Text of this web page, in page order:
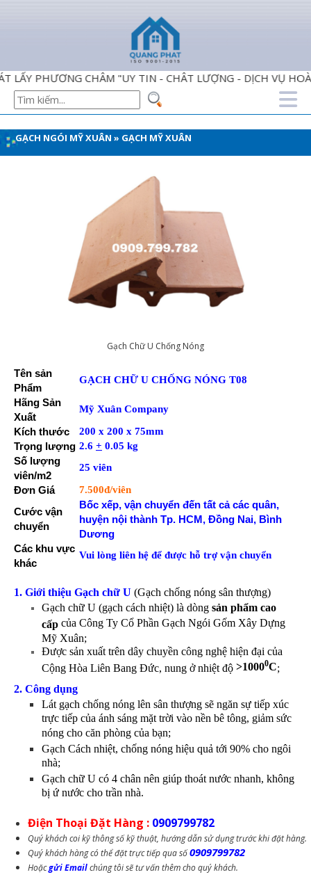
PHƯƠNG CHÂM "UY TIN - CHÂT LƯỢNG - DỊCH VỤ HOÀN
GẠCH NGÓI MỸ XUÂN » GẠCH MỸ XUÂN
Gạch Chữ U Chống Nóng
Tên sản
Phẩm
GẠCH CHỮ U CHỐNG NÓNG T08
Hãng Sản
Xuất
Mỹ Xuân Company
Kích thước 200 x 200 x 75mm
Trọng lượng 2.6 + 0.05 kg
Số lượng
viên/m2
25 viên
Đơn Giá 7.500đ/viên
Cước vận
chuyển
Bốc xếp, vận chuyển đến tất cả các quân,
huyện nội thành Tp. HCM, Đồng Nai, Bình
Dương
Các khu vực
khác
Vui lòng liên hệ để được hỗ trợ vận chuyển
1. Giới thiệu Gạch chữ U (Gạch chống nóng sân thượng)
Gạch chữ U (gạch cách nhiệt) là dòng sản phẩm cao
cấp của Công Ty Cổ Phần Gạch Ngói Gốm Xây Dựng
Mỹ Xuân;
Được sản xuất trên dây chuyền công nghệ hiện đại của
Cộng Hòa Liên Bang Đức, nung ở nhiệt độ >10000C;
2. Công dụng
Lát gạch chống nóng lên sân thượng sẽ ngăn sự tiếp xúc
trực tiếp của ánh sáng mặt trời vào nền bê tông, giảm sức
nóng cho căn phòng của bạn;
Gạch Cách nhiệt, chống nóng hiệu quả tới 90% cho ngôi
nhà;
Gạch chữ U có 4 chân nên giúp thoát nước nhanh, không
bị ứ nước cho trần nhà.
Điện Thoại Đặt Hàng : 0909799782
Quý khách coi kỹ thông số kỹ thuật, hướng dẫn sử dụng trước khi đặt hàng.
Quý khách hàng có thể đặt trực tiếp qua số0909799782
Hoặcgửi Emailchúng tôi sẽ tư vấn thêm cho quý khách.